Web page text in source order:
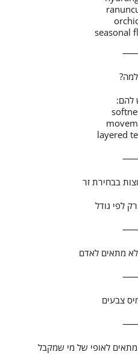
seasonal
למה?
להם:
בבחירת זר
לפי גודל
מתאים לאדם
צבעים
מתאים לאופי של מי שמקבל